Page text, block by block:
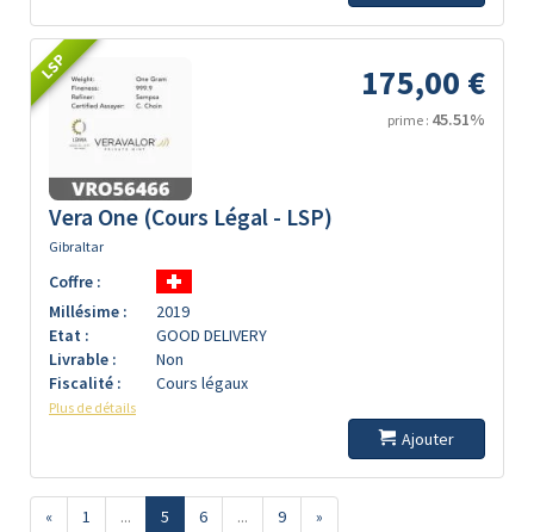
LSP 175,00 €
prime : 45.51%
Vera One (Cours Légal - LSP)
Gibraltar
Coffre :
Millésime :
2019
Etat :
GOOD DELIVERY
Livrable :
Non
Fiscalité :
Cours légaux
Plus de détails
Ajouter
« 1 ... 5 6 ... 9 »